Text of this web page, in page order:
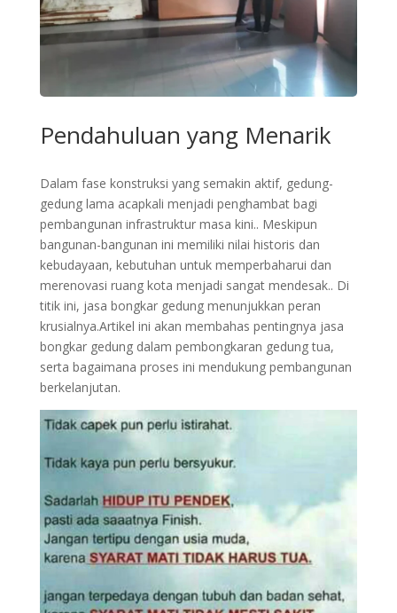
Pendahuluan yang Menarik
Dalam fase konstruksi yang semakin aktif, gedung-
gedung lama acapkali menjadi penghambat bagi
pembangunan infrastruktur masa kini.. Meskipun
bangunan-bangunan ini memiliki nilai historis dan
kebudayaan, kebutuhan untuk memperbaharui dan
merenovasi ruang kota menjadi sangat mendesak.. Di
titik ini, jasa bongkar gedung menunjukkan peran
krusialnya.Artikel ini akan membahas pentingnya jasa
bongkar gedung dalam pembongkaran gedung tua,
serta bagaimana proses ini mendukung pembangunan
berkelanjutan.